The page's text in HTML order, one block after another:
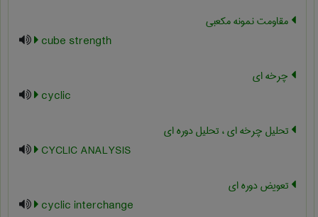
مقاومت نمونه مکعبی
cube strength
چرخه ای
cyclic
تحلیل چرخه ای ، تحلیل دوره ای
CYCLIC ANALYSIS
تعویض دوره ای
cyclic interchange